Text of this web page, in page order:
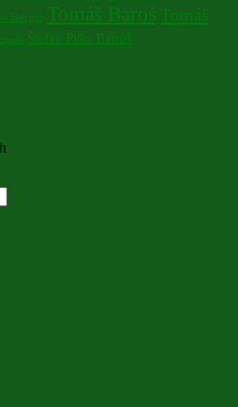
Berger Tomáš Baroš Tomáš
Štefan Pišta Bartuš